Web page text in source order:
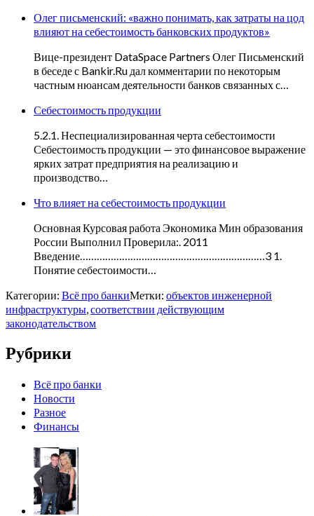
Олег письменский: «важно понимать, как затраты на цод
влияют на себестоимость банковских продуктов»
Вице-президент DataSpace Partners Олег Письменский
в беседе с Bankir.Ru дал комментарии по некоторым
частным нюансам деятельности банков связанных с…
Себестоимость продукции
5.2.1. Неспециализированная черта себестоимости
Себестоимость продукции — это финансовое выражение
ярких затрат предприятия на реализацию и
производство…
Что влияет на себестоимость продукции
Основная Курсовая работа Экономика Мин образования
России Выполнил Проверила:. 2011
Введение…………………………………………………………3 1.
Понятие себестоимости…
Категории: Всё про банкиМетки: объектов инженерной
инфраструктуры,соответствии действующим
законодательством
Рубрики
Всё про банки
Новости
Разное
Финансы